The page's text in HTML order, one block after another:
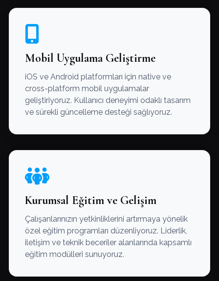
Mobil Uygulama Geliştirme
iOS ve Android platformları için native ve
cross-platform mobil uygulamalar
geliştiriyoruz. Kullanıcı deneyimi odaklı tasarım
ve sürekli güncelleme desteği sağlıyoruz.
Kurumsal Eğitim ve Gelişim
Çalışanlarınızın yetkinliklerini artırmaya yönelik
özel eğitim programları düzenliyoruz. Liderlik,
iletişim ve teknik beceriler alanlarında kapsamlı
eğitim modülleri sunuyoruz.